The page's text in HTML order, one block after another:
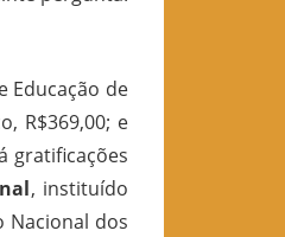
Educação de
R$369,00; e
gratificações
, instituído
Nacional dos